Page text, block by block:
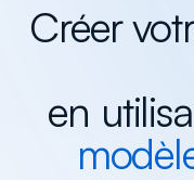
Créer
en